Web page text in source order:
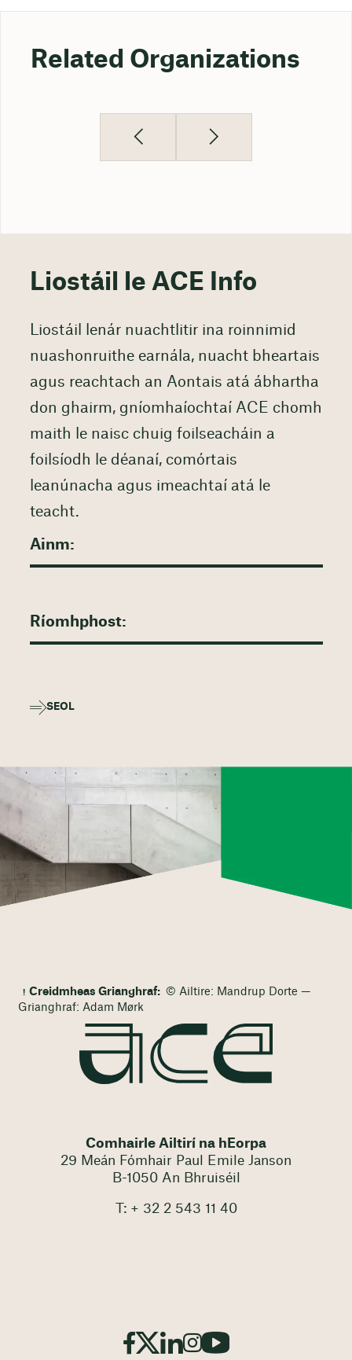
Related Organizations
Liostáil le ACE Info
Liostáil lenár nuachtlitir ina roinnimid
nuashonruithe earnála, nuacht bheartais
agus reachtach an Aontais atá ábhartha
don ghairm, gníomhaíochtaí ACE chomh
maith le naisc chuig foilseacháin a
foilsíodh le déanaí, comórtais
leanúnacha agus imeachtaí atá le
teacht.
SEOL
Creidmheas Grianghraf: © Ailtire: Mandrup Dorte —
Grianghraf: Adam Mørk
Comhairle Ailtirí na hEorpa
29 Meán Fómhair Paul Emile Janson
B-1050 An Bhruiséil
T: + 32 2 543 11 40